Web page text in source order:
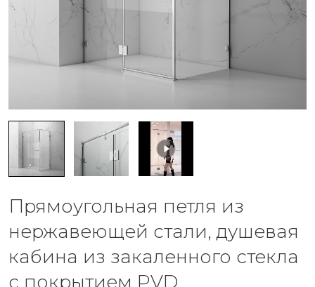
Прямоугольная петля из
нержавеющей стали, душевая
кабина из закаленного стекла
с покрытием PVD